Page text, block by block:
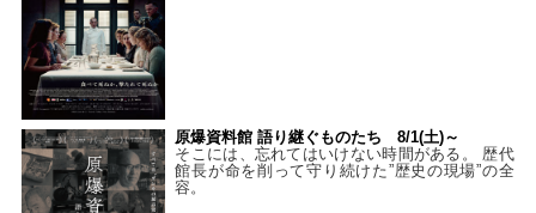
原爆資料館 語り継ぐものたち 8/1(土)～
そこには、忘れてはいけない時間がある。 歴代
館長が命を削って守り続けた”歴史の現場”の全
容。